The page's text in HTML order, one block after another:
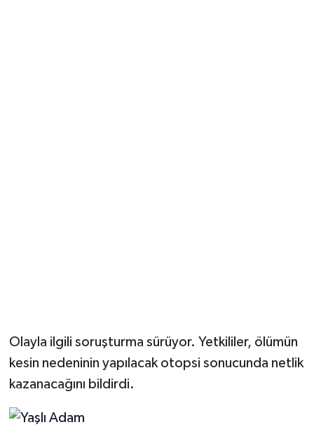
Olayla ilgili soruşturma sürüyor. Yetkililer, ölümün
kesin nedeninin yapılacak otopsi sonucunda netlik
kazanacağını bildirdi.